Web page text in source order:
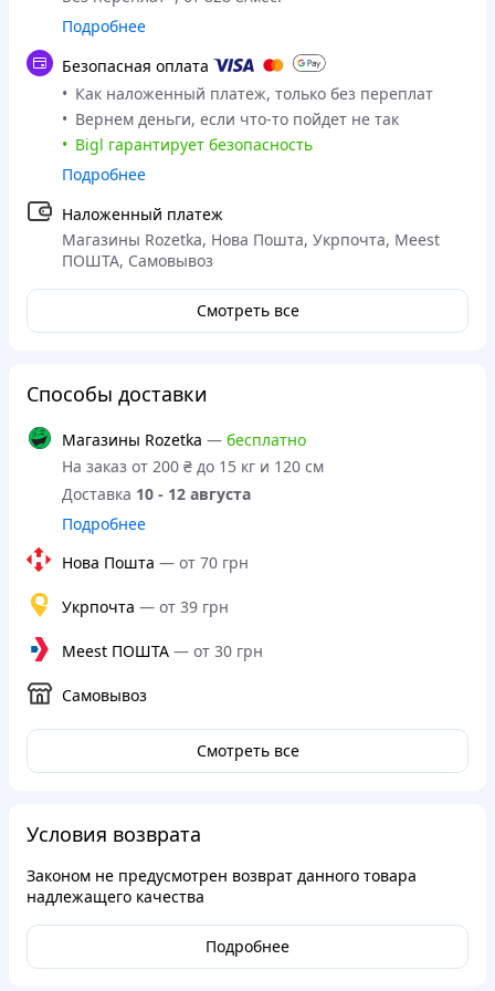
Подробнее
Безопасная оплата
Как наложенный платеж, только без переплат
Вернем деньги, если что-то пойдет не так
Bigl гарантирует безопасность
Подробнее
Наложенный платеж
Магазины Rozetka, Нова Пошта, Укрпочта, Meest
ПОШТА, Самовывоз
Смотреть все
Способы доставки
Магазины Rozetka — бесплатно
На заказ от 200 ₴ до 15 кг и 120 см
Доставка 10 - 12 августа
Подробнее
Нова Пошта — от 70 грн
Укрпочта — от 39 грн
Meest ПОШТА — от 30 грн
Самовывоз
Смотреть все
Условия возврата
Законом не предусмотрен возврат данного товара
надлежащего качества
Подробнее